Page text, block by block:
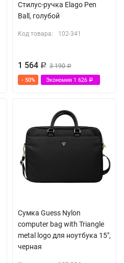
Стилус-ручка Elago Pen
Ball, голубой
Код товара: 102-341
1 564 Р 3 190Р
- 50% Экономия 1 626 Р
Сумка Guess Nylon
computer bag with Triangle
metal logo для ноутбука 15",
черная